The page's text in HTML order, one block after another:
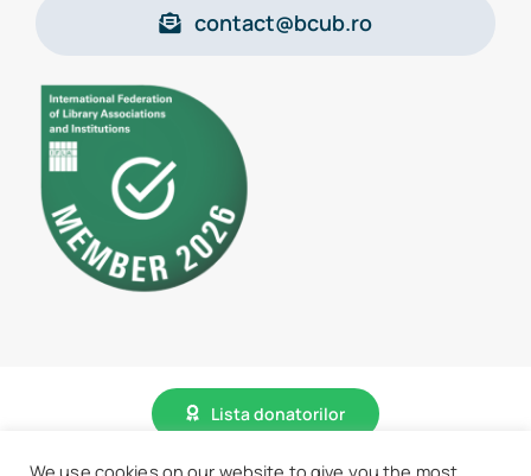
contact@bcub.ro
Lista donatorilor
We use cookies on our website to give you the most